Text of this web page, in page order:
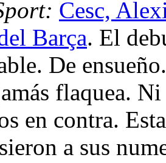
Cesc,
Barça. El
De
flaquea.
en contra.
a sus